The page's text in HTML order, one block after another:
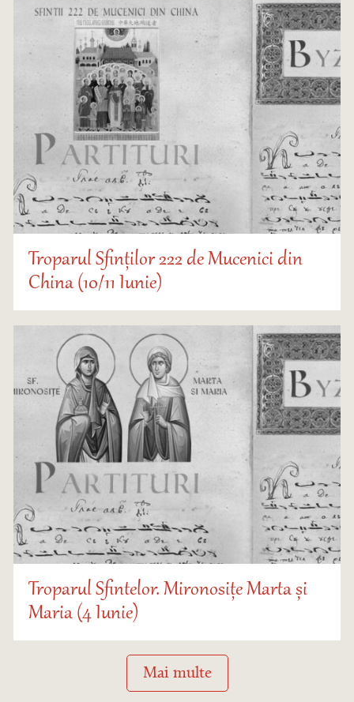
Troparul Sfinților 222 de Mucenici din
China (10/11 Iunie)
Troparul Sfintelor. Mironosițe Marta și
Maria (4 Iunie)
Mai multe